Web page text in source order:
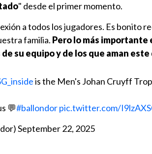
" desde el primer momento.
a todos los jugadores. Es bonito
familia. Pero lo más importante
su equipo y de los que aman
is the Men's Johan Cruyff
💬#ballondor pic.twitter.com/
September 22, 2025